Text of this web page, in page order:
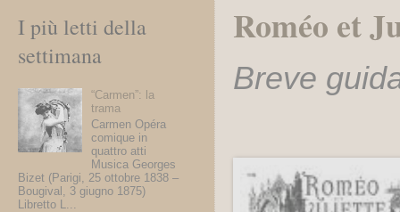
Roméo et
Breve
I più letti della
settimana
“Carmen”: la
trama
Carmen Opéra
comique in
quattro atti
Musica Georges
Bizet (Parigi, 25 ottobre 1838 –
Bougival, 3 giugno 1875)
Libretto L...